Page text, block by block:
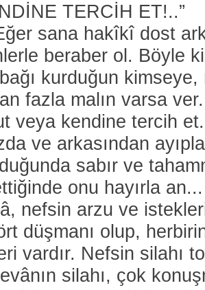
TERCİH ET!..”
sana hakîkî dost
beraber ol. Böyle
kurduğun
fazla malın varsa
veya kendine tercih
ve arkasından
sabır ve
onu hayırla an...
nefsin arzu ve
düşmanı olup,
vardır. Nefsin silahı
silahı, çok